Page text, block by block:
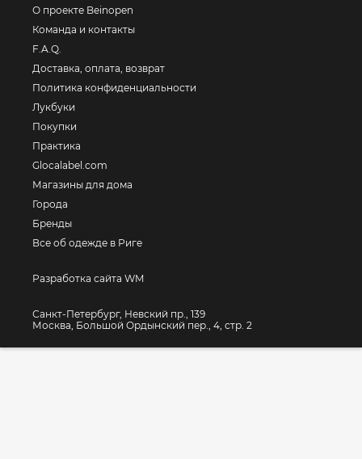
О проекте Beinopen
Команда и контакты
F.A.Q.
Доставка, оплата, возврат
Политика конфиденциальности
Лукбуки
Покупки
Практика
Glocalabel.com
Магазины для дома
Города
Бренды
Все об одежде в Риге
Разработка сайта WM
Санкт-Петербург, Невский пр., 139
Москва, Большой Ордынский пер., 4, стр. 2